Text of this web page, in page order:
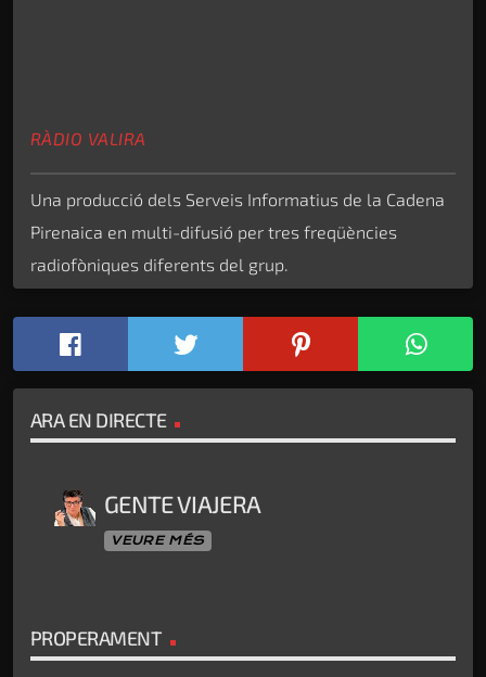
RÀDIO VALIRA
Una producció dels Serveis Informatius de la Cadena
Pirenaica en multi-difusió per tres freqüències
radiofòniques diferents del grup.
ARA EN DIRECTE
GENTE VIAJERA
VEURE MÉS
PROPERAMENT